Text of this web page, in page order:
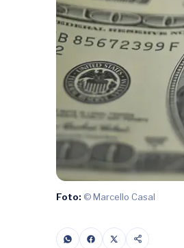
Foto: © Marcello Casal